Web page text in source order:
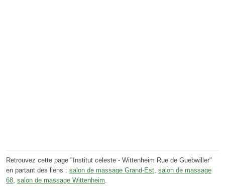
Retrouvez cette page "Institut celeste - Wittenheim Rue de Guebwiller"
en partant des liens : salon de massage Grand-Est salon de massage
68 salon de massage Wittenheim